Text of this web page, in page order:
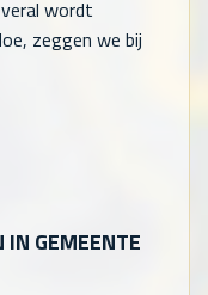
wordt
zeggen we bij
GEMEENTE